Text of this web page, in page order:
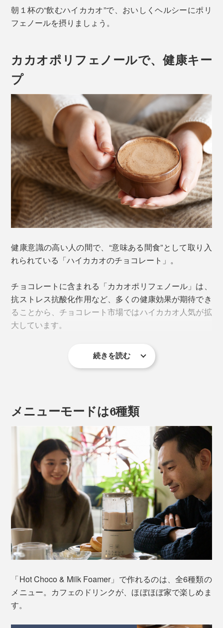
朝１杯の“飲むハイカカオ”で、おいしくヘルシーにポリ
フェノールを摂りましょう。
カカオポリフェノールで、健康キー
プ
健康意識の高い人の間で、“意味ある間食”として取り入
れられている「ハイカカオのチョコレート」。
チョコレートに含まれる「カカオポリフェノール」は、
抗ストレス抗酸化作用など、多くの健康効果が期待でき
ることから、チョコレート市場ではハイカカオ人気が拡
大しています。
一般的に、カカオポリフェノールを摂るには、カカオ含
有率70％以上のものを1日20〜25ｇ程度食べると良いと
されますが、苦味が強くて続かないという人も。
そこでおすすめなのが、「Hot Choco & Milk
Foamer（ホットチョコ＆ミルクフォーマー）」。
続きを読む
メニューモードは6種類
「Hot Choco & Milk Foamer」で作れるのは、全6種類の
メニュー。カフェのドリンクが、ほぼほぼ家で楽しめま
す。